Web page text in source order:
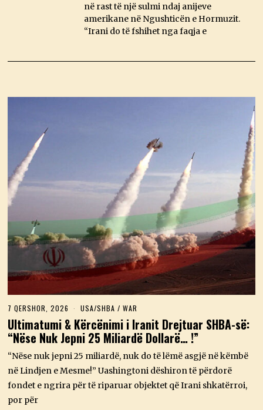
në rast të një sulmi ndaj anijeve
amerikane në Ngushticën e Hormuzit.
“Irani do të fshihet nga faqja e
7 QERSHOR, 2026
E
R
S
H
R
,
2
USA/SHBA / WAR
Ultimatumi & Kërcënimi i Iranit Drejtuar SHBA-së:
“Nëse Nuk Jepni 25 Miliardë Dollarë… !”
“Nëse nuk jepni 25 miliardë, nuk do të lëmë asgjë në këmbë
në Lindjen e Mesme!” Uashingtoni dëshiron të përdorë
fondet e ngrira për të riparuar objektet që Irani shkatërroi,
por për